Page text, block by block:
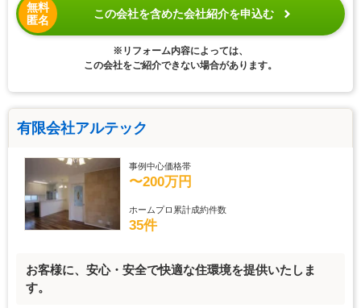
無料
匿名
この会社を含めた会社紹介を申込む
※リフォーム内容によっては、
この会社をご紹介できない場合があります。
有限会社アルテック
事例中心価格帯
〜200万円
ホームプロ累計成約件数
35件
お客様に、安心・安全で快適な住環境を提供いたしま
す。